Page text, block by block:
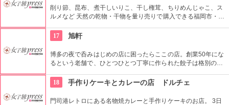
削り節、昆布、煮干しいりこ、干し権茸、ちりめんじゃこ、ス
ルメなど 天然の乾物・干物を量り売りで購入できる福岡市・柳
し」も安心安全、そして味わい深いものに。 おすすめ商品は、
看板商品の「花かつお」。ぜひ、一度お試しを。 無添加素材な
ので、安心安全食材を「だし」から入手したいあなたにぴった
り。 おすすめ商品は、看板商品の「花かつお」。ぜひ、一度お
試しを。
17 旭軒
博多の夜で呑みはじめの店に困ったらここの店。創業50年にな
るという老舗で、ひとつひとつ丁寧に作られた餃子は格別の
評判です。ソフトドリンクも110円でいただけるという良心的
なお値段設定。家族でも友人同士でも楽しめるお店です。
18 手作りケーキとカレーの店 ドルチェ
門司港レトロにある名物焼カレーと手作りケーキのお店。 3日